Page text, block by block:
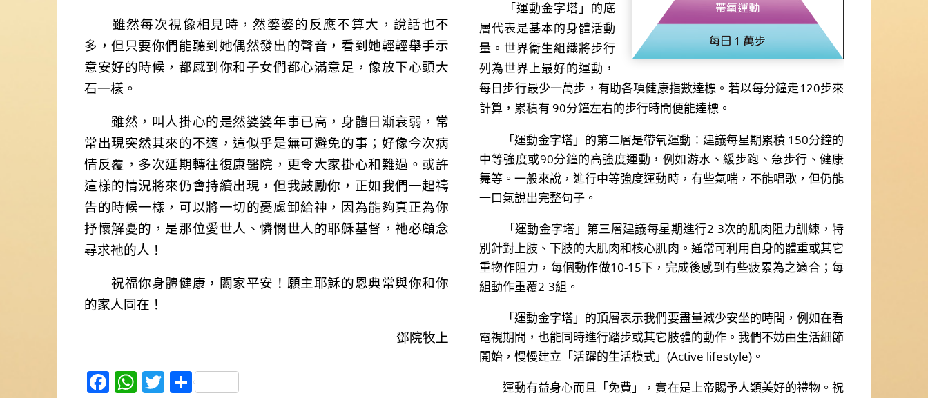
雖然每次視像相見時，然婆婆的反應不算大，說話也不
多，但只要你們能聽到她偶然發出的聲音，看到她輕輕舉手示
意安好的時候，都感到你和子女們都心滿意足，像放下心頭大
石一樣。
雖然，叫人掛心的是然婆婆年事已高，身體日漸衰弱，常
常出現突然其來的不適，這似乎是無可避免的事；好像今次病
情反覆，多次延期轉往復康醫院，更令大家掛心和難過。或許
這樣的情況將來仍會持續出現，但我鼓勵你，正如我們一起禱
告的時候一樣，可以將一切的憂慮卸給神，因為能夠真正為你
抒懷解憂的，是那位愛世人、憐憫世人的耶穌基督，祂必顧念
尋求祂的人！
祝福你身體健康，闔家平安！願主耶穌的恩典常與你和你
的家人同在！
鄧院牧上
F W T S
「運動金字塔」的底
層代表是基本的身體活動
量。世界衞生組織將步行
列為世界上最好的運動，
每日步行最少一萬步，有助各項健康指數達標。若以每分鐘走120步來
計算，累積有 90分鐘左右的步行時間便能達標。
「運動金字塔」的第二層是帶氧運動：建議每星期累積 150分鐘的
中等強度或90分鐘的高強度運動，例如游水、緩步跑、急步行、健康
舞等。一般來說，進行中等強度運動時，有些氣喘，不能唱歌，但仍能
一口氣說出完整句子。
「運動金字塔」第三層建議每星期進行2-3次的肌肉阻力訓練，特
別針對上肢、下肢的大肌肉和核心肌肉。通常可利用自身的體重或其它
重物作阻力，每個動作做10-15下，完成後感到有些疲累為之適合；每
組動作重覆2-3組。
「運動金字塔」的頂層表示我們要盡量減少安坐的時間，例如在看
電視期間，也能同時進行踏步或其它肢體的動作。我們不妨由生活細節
開始，慢慢建立「活躍的生活模式」(Active lifestyle)。
運動有益身心而且「免費」，實在是上帝賜予人類美好的禮物。祝